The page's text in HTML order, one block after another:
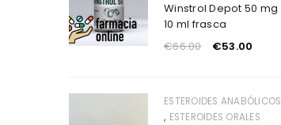
Winstrol Depot 50 mg
10 ml frasca
€66.00 €53.00
ESTEROIDES ANABÓLICOS
, ESTEROIDES ORALES